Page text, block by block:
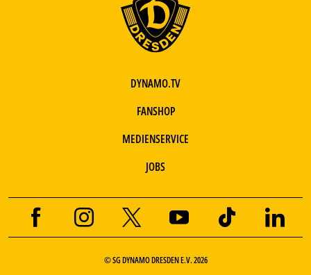
DYNAMO.TV
FANSHOP
MEDIENSERVICE
JOBS
© SG DYNAMO DRESDEN E.V. 2026